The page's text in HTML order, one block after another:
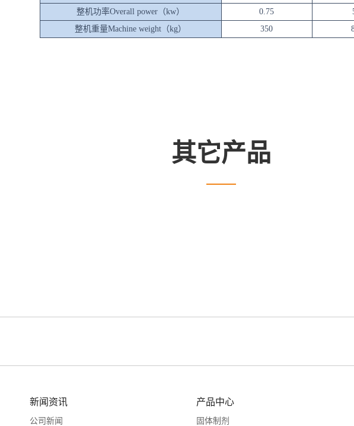
整机功率Overall power（kw）
0.75
整机重量Machine weight（kg）
350
其它产品
新闻资讯
公司新闻
产品中心
固体制剂